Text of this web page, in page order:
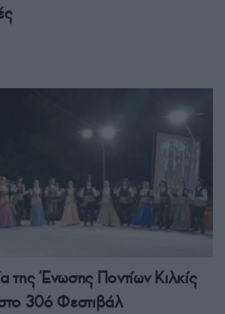
της Ένωσης Ποντίων Κιλκίς
30ό Φεστιβάλ